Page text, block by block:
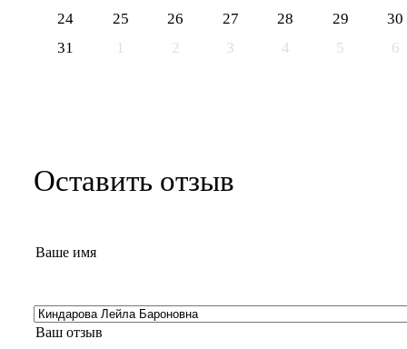
24
25 26 27 28 29
30
31
1 2 3 4 5 6
Оставить отзыв